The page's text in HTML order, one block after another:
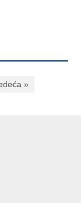
»